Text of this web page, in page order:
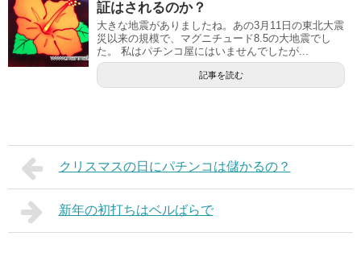
証はされるのか？
大きな地震がありましたね。あの3月11日の東北大震
災以来の規模で、マグニチュード8.5の大地震でし
た。 私はパチンコ屋にはいませんでしたが...
記事を読む
クリスマスの日にパチンコは儲かるの？
新年の初打ちはベルばらで